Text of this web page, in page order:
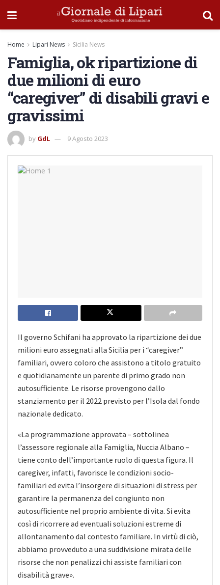
Home Lipari News Sicilia News
Famiglia, ok ripartizione di
due milioni di euro
“caregiver” di disabili gravi e
gravissimi
by GdL 9 Agosto 2023
Il governo Schifani ha approvato la ripartizione dei due
milioni euro assegnati alla Sicilia per i “caregiver”
familiari, ovvero coloro che assistono a titolo gratuito
e quotidianamente un parente di primo grado non
autosufficiente. Le risorse provengono dallo
stanziamento per il 2022 previsto per l’Isola dal fondo
nazionale dedicato.
«La programmazione approvata – sottolinea
l’assessore regionale alla Famiglia, Nuccia Albano –
tiene conto dell’importante ruolo di questa figura. Il
caregiver, infatti, favorisce le condizioni socio-
familiari ed evita l’insorgere di situazioni di stress per
garantire la permanenza del congiunto non
autosufficiente nel proprio ambiente di vita. Si evita
così di ricorrere ad eventuali soluzioni estreme di
allontanamento dal contesto familiare. In virtù di ciò,
abbiamo provveduto a una suddivisione mirata delle
risorse che non penalizzi chi assiste familiari con
disabilità grave».